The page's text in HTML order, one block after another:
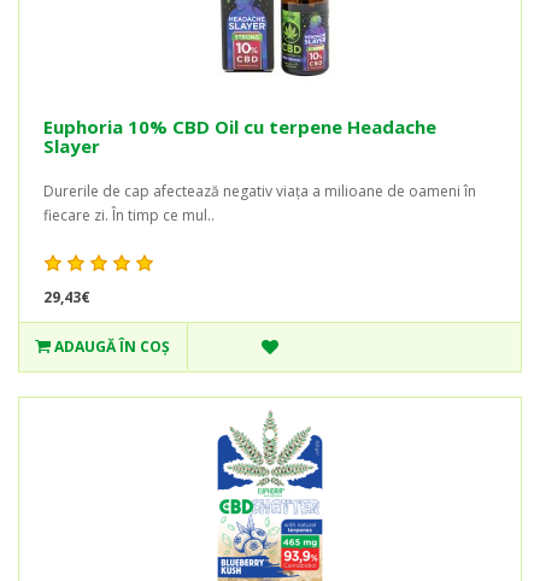
Euphoria 10% CBD Oil cu terpene Headache
Slayer
Durerile de cap afectează negativ viața a milioane de oameni în
fiecare zi. În timp ce mul..
29,43€
ADAUGĂ ÎN COŞ